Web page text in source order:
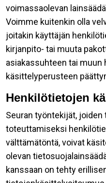
voimassaolevan
Voimme kuitenkin olla
joitakin käyttäjän
kirjanpito- tai muuta
asiakassuhteen tai muun
käsittelyperusteen
Henkilötietojen
Seuran työntekijät, joiden
toteuttamiseksi
välttämätöntä, voivat
olevan
kanssaan on tehty